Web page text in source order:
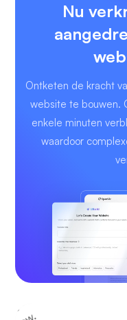
Nu
Ontketen de kracht
website te bouwen.
enkele minuten
waardoor